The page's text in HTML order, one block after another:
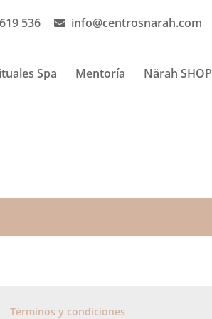
536 info@centrosnarah.com
Spa Mentoría Närah SHOP
Términos y condiciones